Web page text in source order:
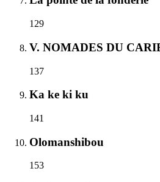
129
V. NOMADES DU
137
Ka ke ki ku
141
Olomanshibou
153